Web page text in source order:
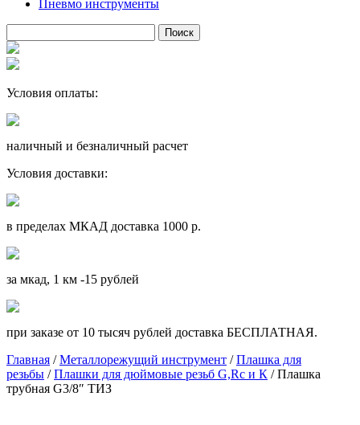
Пневмо инструменты
Условия оплаты:
наличный и безналичный расчет
Условия доставки:
в пределах МКАД доставка 1000 р.
за мкад, 1 км -15 рублей
при заказе от 10 тысяч рублей доставка БЕСПЛАТНАЯ.
Главная /Металлорежущий инструмент /Плашка для
резьбы /Плашки для дюймовые резьб G,Rc и К / Плашка
трубная G3/8″ ТИЗ